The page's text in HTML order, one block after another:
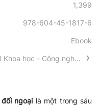
1,399
978-604-45-1817-6
Ebook
Khoa học - Công nghệ -
ngoại là một trong sáu